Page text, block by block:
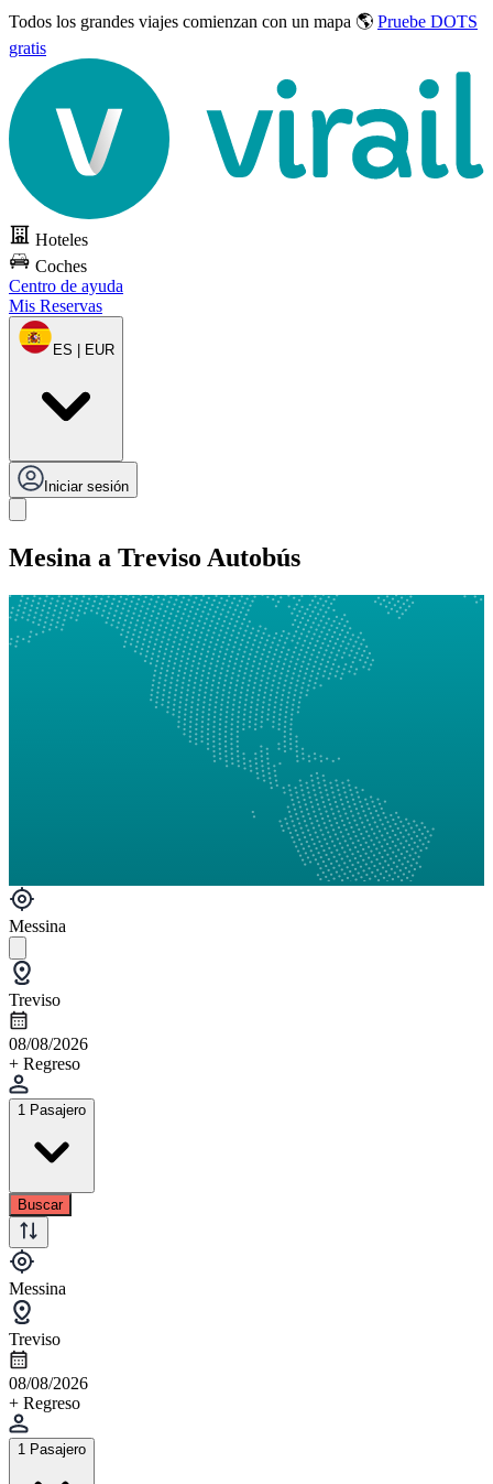
Todos los grandes viajes comienzan con un mapa 🌎 Pruebe DOTS
gratis
Hoteles
Coches
Centro de ayuda
Mis Reservas
ES | EUR
Iniciar sesión
Mesina a Treviso Autobús
Messina
Treviso
08/08/2026
+ Regreso
1 Pasajero
Buscar
Messina
Treviso
08/08/2026
+ Regreso
1 Pasajero